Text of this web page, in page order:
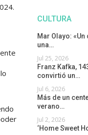
CULTURA
Mar Olayo:
una…
Jul 25, 2026
Franz Kafka,
convirtió un…
Jul 6, 2026
Más de un
verano…
Jul 2, 2026
‘Home Sweet